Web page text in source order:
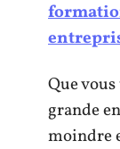
Que
grande
moindre